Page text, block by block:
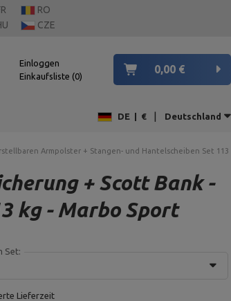
RO
CZE
Einloggen
Einkaufsliste 0
0,00 €
DE € | Deutschland
Armpolster + Stangen- und Hantelscheiben Set
+ Scott Bank -
kg - Marbo Sport
Set:
Lieferzeit